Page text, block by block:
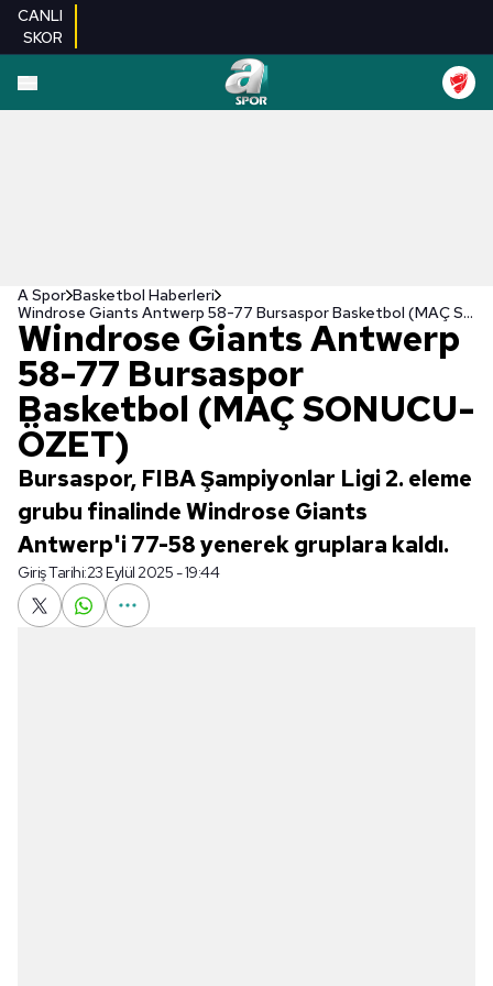
CANLI
SKOR
A Spor Basketbol Haberleri
Windrose Giants Antwerp 58-77 Bursaspor Basketbol (MAÇ SONUCU-ÖZET)
Windrose Giants Antwerp
58-77 Bursaspor
Basketbol (MAÇ SONUCU-
ÖZET)
Bursaspor, FIBA Şampiyonlar Ligi 2. eleme
grubu finalinde Windrose Giants
Antwerp'i 77-58 yenerek gruplara kaldı.
Giriş Tarihi:23 Eylül 2025 - 19:44